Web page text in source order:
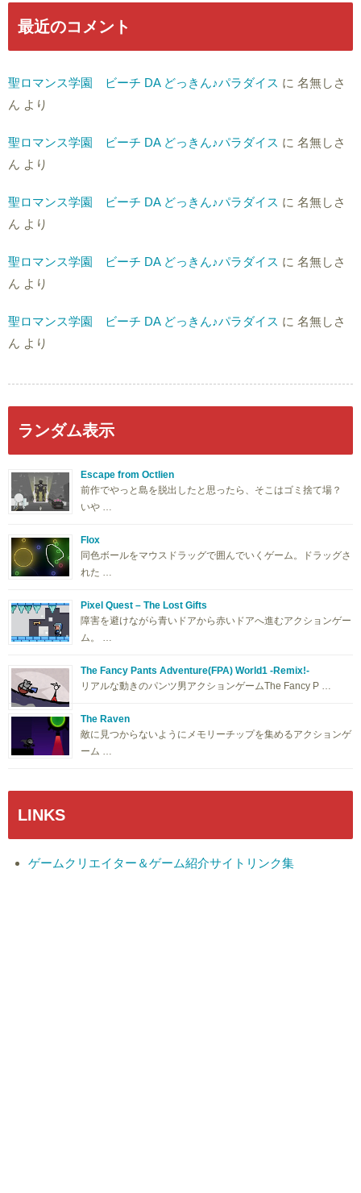
最近のコメント
聖ロマンス学園 ビーチ DA どっきん♪パラダイス に 名無しさ
ん より
聖ロマンス学園 ビーチ DA どっきん♪パラダイス に 名無しさ
ん より
聖ロマンス学園 ビーチ DA どっきん♪パラダイス に 名無しさ
ん より
聖ロマンス学園 ビーチ DA どっきん♪パラダイス に 名無しさ
ん より
聖ロマンス学園 ビーチ DA どっきん♪パラダイス に 名無しさ
ん より
ランダム表示
Escape from Octlien
前作でやっと島を脱出したと思ったら、そこはゴミ捨て場？
いや …
Flox
同色ボールをマウスドラッグで囲んでいくゲーム。ドラッグさ
れた …
Pixel Quest – The Lost Gifts
障害を避けながら青いドアから赤いドアへ進むアクションゲー
ム。 …
The Fancy Pants Adventure(FPA) World1 -Remix!-
リアルな動きのパンツ男アクションゲームThe Fancy P …
The Raven
敵に見つからないようにメモリーチップを集めるアクションゲ
ーム …
LINKS
ゲームクリエイター＆ゲーム紹介サイトリンク集